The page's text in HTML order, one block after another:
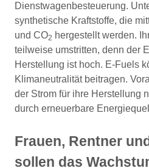
Dienstwagenbesteuerung.
synthetische Kraftstoffe, die
und CO2 hergestellt werden.
teilweise umstritten, denn der
Herstellung ist hoch. E-Fuels
Klimaneutralität beitragen.
der Strom für ihre Herstellung
durch erneuerbare
Frauen, Rentner
sollen das